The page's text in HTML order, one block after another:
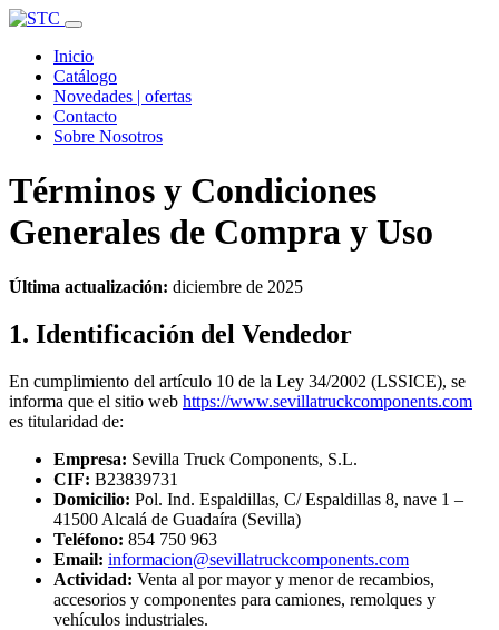
Inicio
Catálogo
Novedades | ofertas
Contacto
Sobre Nosotros
Términos y Condiciones
Generales de Compra y Uso
Última actualización: diciembre de 2025
1. Identificación del Vendedor
En cumplimiento del artículo 10 de la Ley 34/2002 (LSSICE), se
informa que el sitio web https://www.sevillatruckcomponents.com
es titularidad de:
Empresa: Sevilla Truck Components, S.L.
CIF: B23839731
Domicilio: Pol. Ind. Espaldillas, C/ Espaldillas 8, nave 1 –
41500 Alcalá de Guadaíra (Sevilla)
Teléfono: 854 750 963
Email: informacion@sevillatruckcomponents.com
Actividad: Venta al por mayor y menor de recambios,
accesorios y componentes para camiones, remolques y
vehículos industriales.